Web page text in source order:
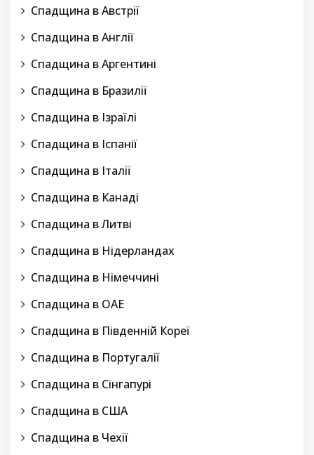
Спадщина в Австрії
Спадщина в Англії
Спадщина в Аргентині
Спадщина в Бразилії
Спадщина в Ізраїлі
Спадщина в Іспанії
Спадщина в Італії
Спадщина в Канаді
Спадщина в Литві
Спадщина в Нідерландах
Спадщина в Німеччині
Спадщина в ОАЕ
Спадщина в Південній Кореї
Спадщина в Португалії
Спадщина в Сінгапурі
Спадщина в США
Спадщина в Чехії